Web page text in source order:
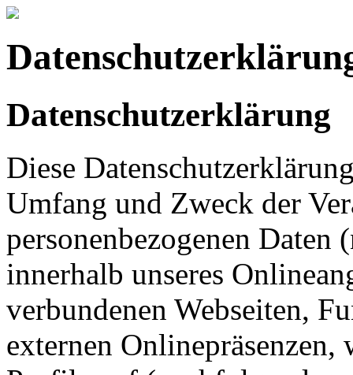
Datenschutzerklärung
Diese
Umfang und Zweck der
personenbezogenen Daten
innerhalb unseres
verbundenen Webseiten,
externen